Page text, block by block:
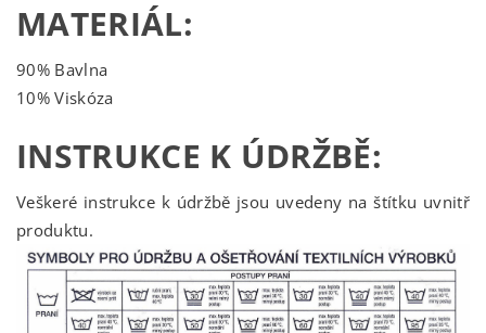
MATERIÁL:
90% Bavlna
10% Viskóza
INSTRUKCE K ÚDRŽBĚ:
Veškeré instrukce k údržbě jsou uvedeny na štítku uvnitř
produktu.